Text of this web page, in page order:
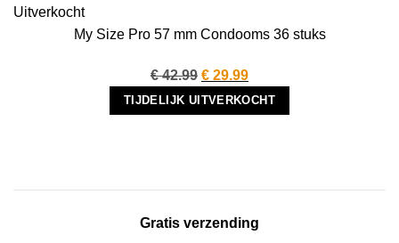
Uitverkocht
My Size Pro 57 mm Condooms 36 stuks
€42.99 Oorspronkelijke
prijs
was:
€ 29.99Huidige
prijs
is:
TIJDELIJK UITVERKOCHT
Gratis verzending